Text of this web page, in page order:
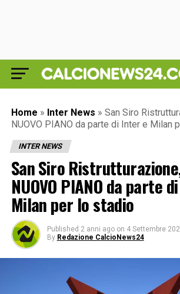
Home » Inter News » San Siro
NUOVO PIANO da parte di Inter e Milan
INTER NEWS
San Siro
NUOVO PIANO da parte
Milan per lo stadio
Published 2 anni ago on 4 Settembre
By Redazione CalcioNews24